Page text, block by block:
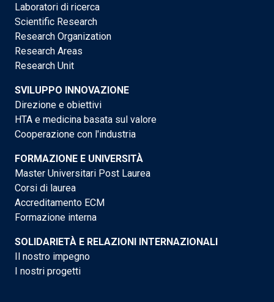
Laboratori di ricerca
Scientific Research
Research Organization
Research Areas
Research Unit
SVILUPPO INNOVAZIONE
Direzione e obiettivi
HTA e medicina basata sul valore
Cooperazione con l'industria
FORMAZIONE E UNIVERSITÀ
Master Universitari Post Laurea
Corsi di laurea
Accreditamento ECM
Formazione interna
SOLIDARIETÀ E RELAZIONI INTERNAZIONALI
Il nostro impegno
I nostri progetti